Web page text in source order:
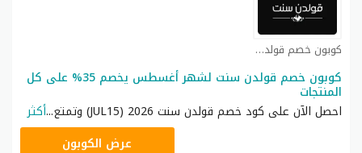
كوبون خصم قولدن سنت كوبون
كوبون خصم قولدن سنت لشهر أغسطس يخصم 35% على كل
المنتجات
احصل الآن على كود خصم قولدن سنت 2026 (JUL15) وتمتع
...أكثر
عرض الكوبون